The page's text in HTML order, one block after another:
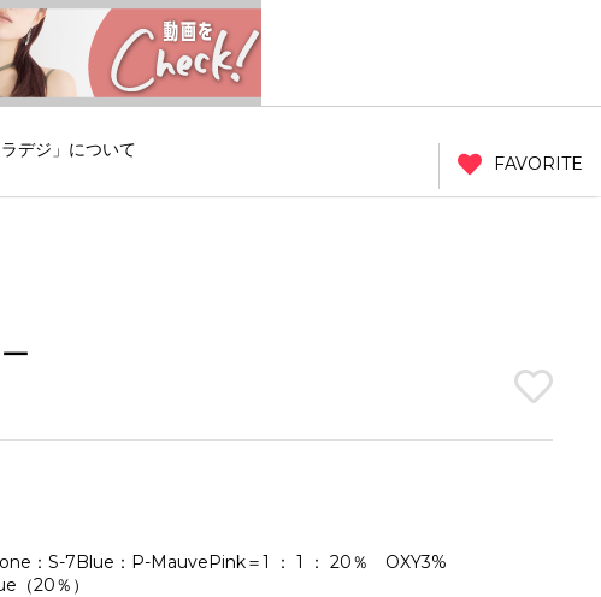
ラデジ」について
FAVORITE
：S-7Blue：P-MauvePink＝1 ： 1 ： 20％ OXY3%
20％）